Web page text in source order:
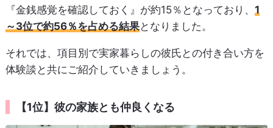
『金銭感覚を確認しておく』が約15％となっており、 1
～3位で約56％を占める結果となりました。
それでは、項目別で実家暮らしの彼氏との付き合い方を
体験談と共にご紹介していきましょう。
【1位】彼の家族とも仲良くなる